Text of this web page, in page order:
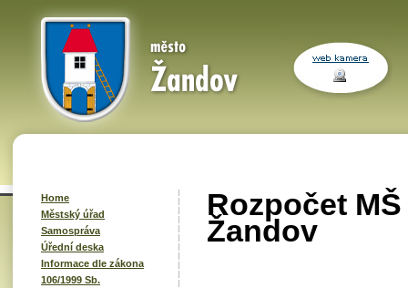
Home
Městský úřad
Samospráva
Úřední deska
Informace dle zákona
106/1999 Sb.
Rozpočet
Žandov